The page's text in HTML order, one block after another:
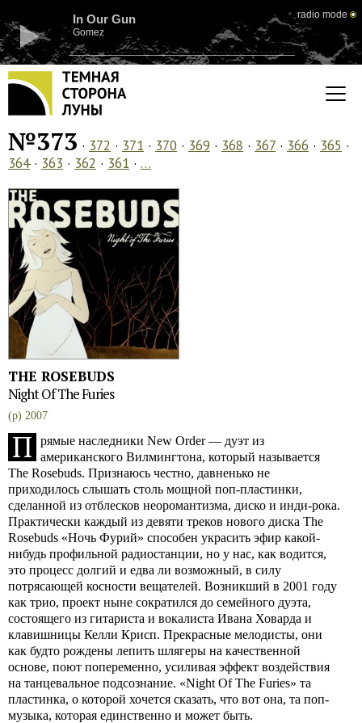
In Our Gun
Gomez
radio mode
№373 · 372 · 371 · 370 · 369 · 368 · 367 · 366 · 365 ·
364· 363 · 362 · 361 · …
THE ROSEBUDS
Night Of The Furies
(p) 2007
П
рямые наследники New Order — дуэт из
американского Вилмингтона, который называется
The Rosebuds. Признаюсь честно, давненько не
приходилось слышать столь мощной поп-пластинки,
сделанной из отблесков неоромантизма, диско и инди-рока.
Практически каждый из девяти треков нового диска The
Rosebuds «Ночь Фурий» способен украсить эфир какой-
нибудь профильной радиостанции, но у нас, как водится,
это процесс долгий и едва ли возможный, в силу
потрясающей косности вещателей. Возникший в 2001 году
как трио, проект ныне сократился до семейного дуэта,
состоящего из гитариста и вокалиста Ивана Ховарда и
клавишницы Келли Крисп. Прекрасные мелодисты, они
как будто рождены лепить шлягеры на качественной
основе, поют попеременно, усиливая эффект воздействия
на танцевальное подсознание. «Night Of The Furies» та
пластинка, о которой хочется сказать, что вот она, та поп-
музыка, которая единственно и может быть.